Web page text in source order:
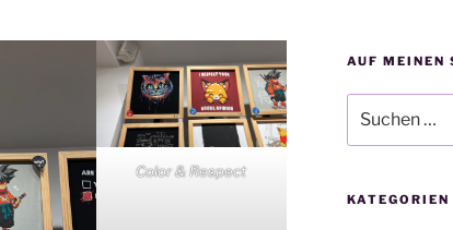
Color & Respect
AUF MEINEN
nach:
KATEGORIEN